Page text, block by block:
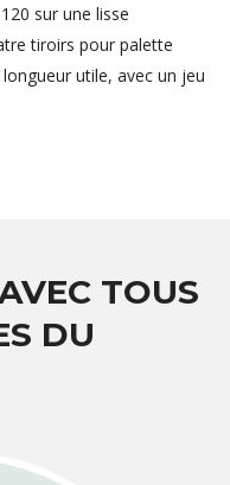
sur une lisse
tiroirs pour palette
utile, avec un jeu
TOUS
DU